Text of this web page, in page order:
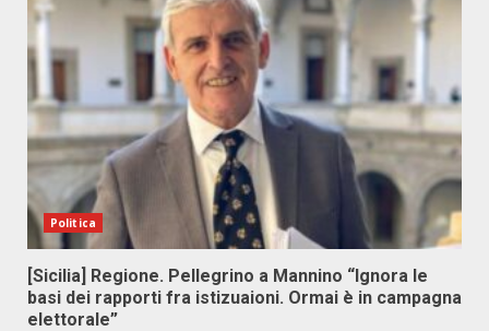
Politica
[Sicilia] Regione. Pellegrino a Mannino “Ignora le
basi dei rapporti fra istizuaioni. Ormai è in campagna
elettorale”